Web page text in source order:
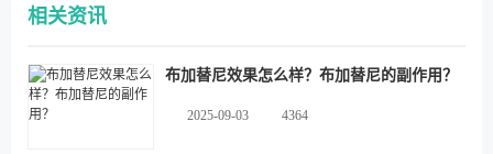
相关资讯
布加替尼效果怎么样？布加替尼的副作用？
2025-09-03 4364